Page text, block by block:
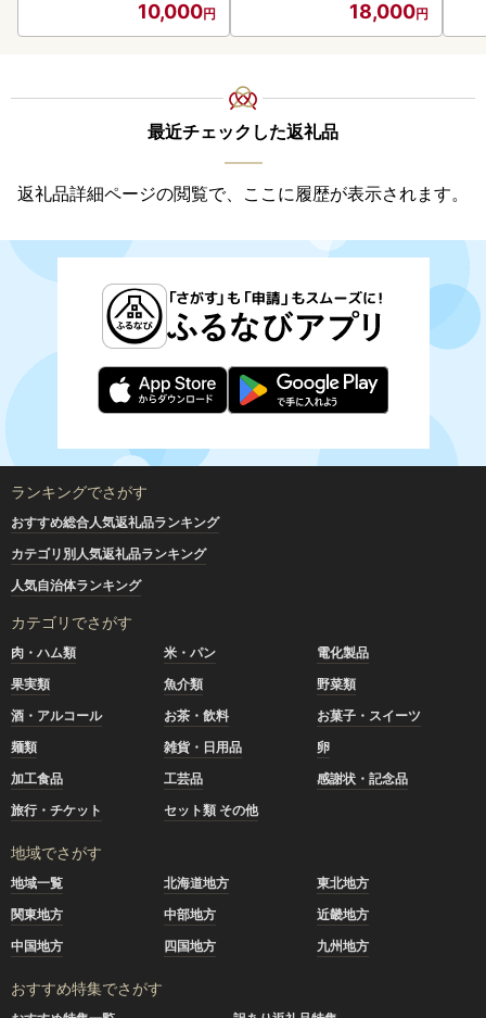
10,000 18,000
最近チェックした返礼品
返礼品詳細ページの閲覧で、ここに履歴が表示されます。
ランキングでさがす
おすすめ総合人気返礼品ランキング
カテゴリ別人気返礼品ランキング
人気自治体ランキング
カテゴリでさがす
肉・ハム類 米・パン
電化製品
果実類
魚介類
野菜類
酒・アルコール
お茶・飲料
お菓子・スイーツ
麺類
雑貨・日用品
卵
加工食品
工芸品
感謝状・記念品
旅行・チケット
セット類 その他
地域でさがす
地域一覧 北海道地方
東北地方
関東地方
中部地方
近畿地方
中国地方
四国地方 九州地方
おすすめ特集でさがす